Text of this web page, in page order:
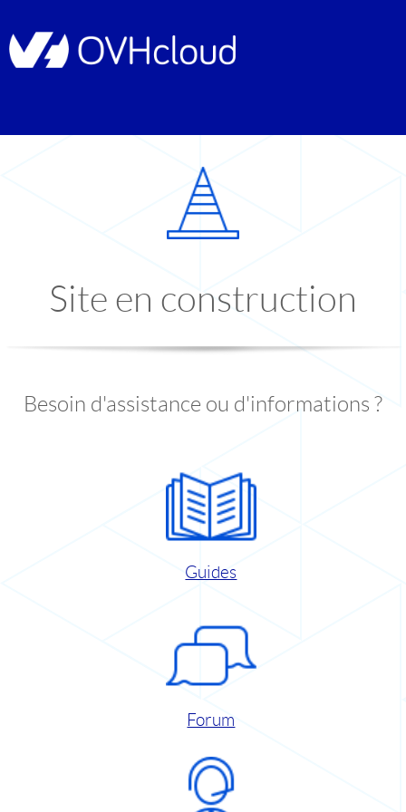
Site en construction
Besoin d'assistance ou d'informations ?
Guides
Forum